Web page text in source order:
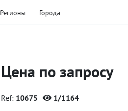
Регионы Города
Цена по запросу
Ref: 10675 1/1164